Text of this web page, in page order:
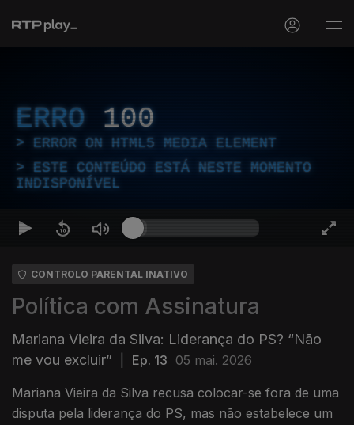
ERRO 100
ERROR ON HTML5 MEDIA ELEMENT
ESTE CONTEÚDO ESTÁ NESTE MOMENTO
INDISPONÍVEL
CONTROLO PARENTAL INATIVO
Política com Assinatura
Mariana Vieira da Silva: Liderança do PS? “Não
me vou excluir”
Ep. 13 05 mai. 2026
Mariana Vieira da Silva recusa colocar-se fora de uma
disputa pela liderança do PS, mas não estabelece um